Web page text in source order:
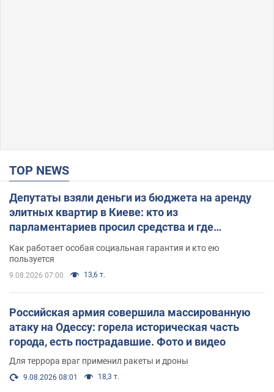
TOP NEWS
Депутаты взяли деньги из бюджета на аренду
элитных квартир в Киеве: кто из
парламентариев просил средства и где
поселился
Как работает особая социальная гарантия и кто ею
пользуется
9.08.2026 07:00 13,6 т.
Российская армия совершила массированную
атаку на Одессу: горела историческая часть
города, есть пострадавшие. Фото и видео
Для террора враг применил ракеты и дроны
9.08.2026 08:01 18,3 т.